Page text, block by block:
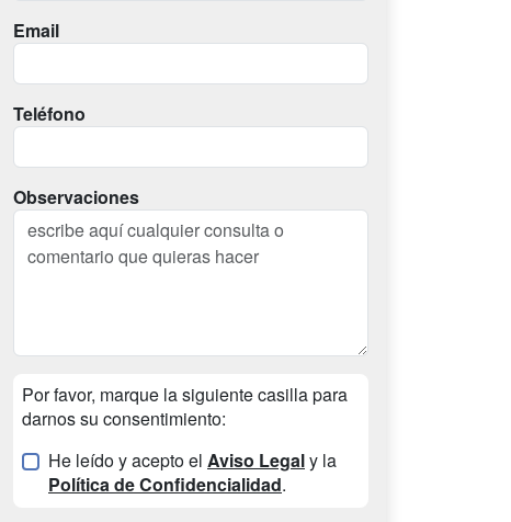
Email
Teléfono
Observaciones
Por favor, marque la siguiente casilla para
darnos su consentimiento:
He leído y acepto el Aviso Legaly la
Política de Confidencialidad.